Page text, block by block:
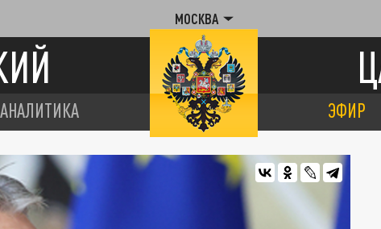
МОСКВА
АНАЛИТИКА ЭФИР